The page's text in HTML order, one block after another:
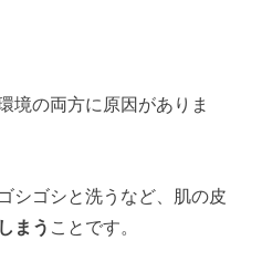
境の両方に原因がありま
シゴシと洗うなど、肌の皮
まう ことです。